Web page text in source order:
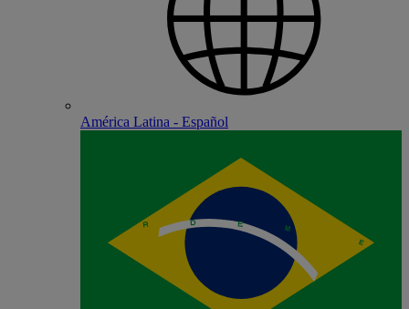
América Latina - Español